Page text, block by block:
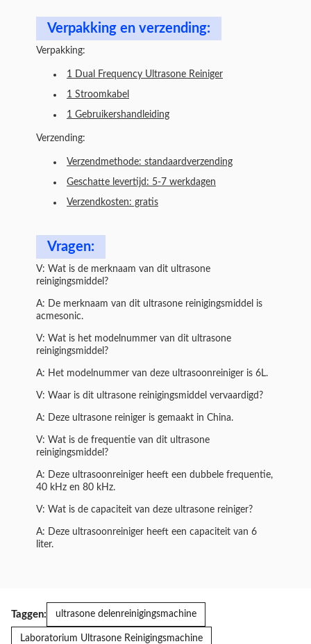
Verpakking en verzending:
Verpakking:
1 Dual Frequency Ultrasone Reiniger
1 Stroomkabel
1 Gebruikershandleiding
Verzending:
Verzendmethode: standaardverzending
Geschatte levertijd: 5-7 werkdagen
Verzendkosten: gratis
Vragen:
V: Wat is de merknaam van dit ultrasone
reinigingsmiddel?
A: De merknaam van dit ultrasone reinigingsmiddel is
acmesonic.
V: Wat is het modelnummer van dit ultrasone
reinigingsmiddel?
A: Het modelnummer van deze ultrasoonreiniger is 6L.
V: Waar is dit ultrasone reinigingsmiddel vervaardigd?
A: Deze ultrasone reiniger is gemaakt in China.
V: Wat is de frequentie van dit ultrasone
reinigingsmiddel?
A: Deze ultrasoonreiniger heeft een dubbele frequentie,
40 kHz en 80 kHz.
V: Wat is de capaciteit van deze ultrasone reiniger?
A: Deze ultrasoonreiniger heeft een capaciteit van 6
liter.
Taggen: ultrasone delenreinigingsmachine
Laboratorium Ultrasone Reinigingsmachine